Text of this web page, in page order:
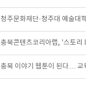
청주문화재단·청주대 예술대
충북콘텐츠코리아랩, '스토리
충북 이야기 웹툰이 된다… 교